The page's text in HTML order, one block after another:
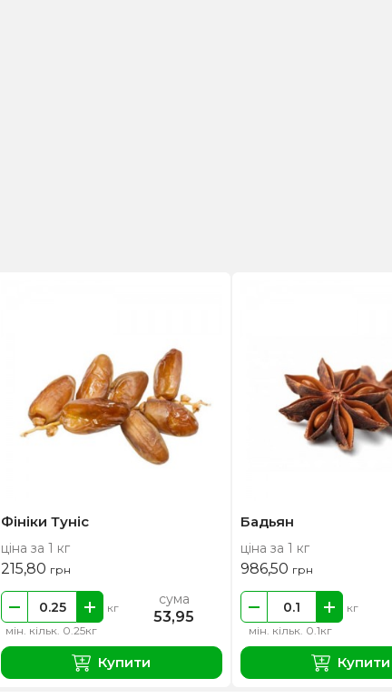
Фініки Туніс
ціна за 1 кг
215,80 грн
мін. кільк. 0.25кг
кг сума
53,95
Купити
Бадьян
ціна за 1 кг
986,50 грн
мін. кільк. 0.1кг
кг
Купити